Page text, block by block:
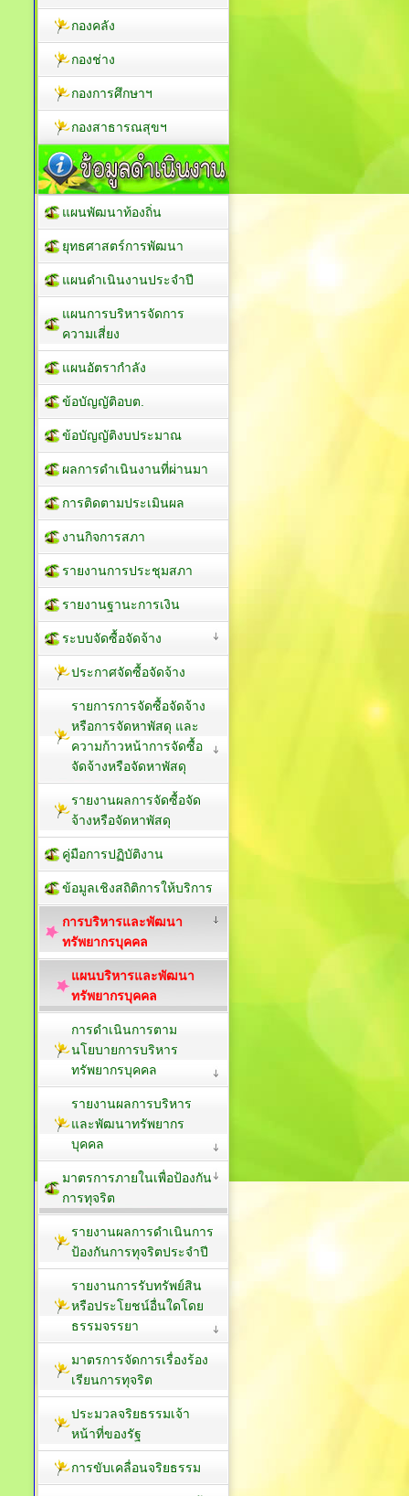
กองคลัง
กองช่าง
กองการศึกษาฯ
กองสาธารณสุขฯ
แผนพัฒนาท้องถิ่น
ยุทธศาสตร์การพัฒนา
แผนดำเนินงานประจำปี
แผนการบริหารจัดการ
ความเสี่ยง
แผนอัตรากำลัง
ข้อบัญญัติอบต.
ข้อบัญญัติงบประมาณ
ผลการดำเนินงานที่ผ่านมา
การติดตามประเมินผล
งานกิจการสภา
รายงานการประชุมสภา
รายงานฐานะการเงิน
ระบบจัดซื้อจัดจ้าง
ประกาศจัดซื้อจัดจ้าง
รายการการจัดซื้อจัดจ้าง
หรือการจัดหาพัสดุ และ
ความก้าวหน้าการจัดซื้อ
จัดจ้างหรือจัดหาพัสดุ
รายงานผลการจัดซื้อจัด
จ้างหรือจัดหาพัสดุ
คู่มือการปฏิบัติงาน
ข้อมูลเชิงสถิติการให้บริการ
การบริหารและพัฒนา
ทรัพยากรบุคคล
แผนบริหารและพัฒนา
ทรัพยากรบุคคล
การดำเนินการตาม
นโยบายการบริหาร
ทรัพยากรบุคคล
รายงานผลการบริหาร
และพัฒนาทรัพยากร
บุคคล
มาตรการภายในเพื่อป้องกัน
การทุจริต
รายงานผลการดำเนินการ
ป้องกันการทุจริตประจำปี
รายงานการรับทรัพย์สิน
หรือประโยชน์อื่นใดโดย
ธรรมจรรยา
มาตรการจัดการเรื่องร้อง
เรียนการทุจริต
ประมวลจริยธรรมเจ้า
หน้าที่ของรัฐ
การขับเคลื่อนจริยธรรม